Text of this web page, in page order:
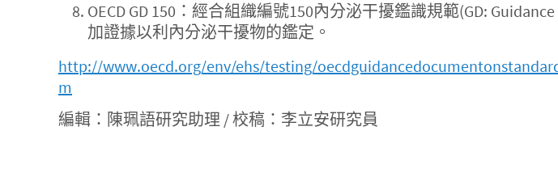
OECD GD 150：經合組織編號150內分泌干擾鑑識規範(GD:
加證據以利內分泌干擾物的鑑定。
http://www.oecd.org/env/ehs/testing/
m
編輯：陳珮語研究助理 / 校稿：李立安研究員